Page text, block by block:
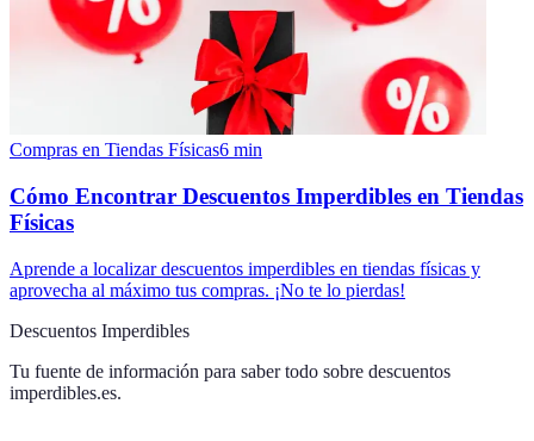
Compras en Tiendas Físicas6 min
Cómo Encontrar Descuentos Imperdibles en Tiendas
Físicas
Aprende a localizar descuentos imperdibles en tiendas físicas y
aprovecha al máximo tus compras. ¡No te lo pierdas!
Descuentos Imperdibles
Tu fuente de información para saber todo sobre descuentos
imperdibles.es.